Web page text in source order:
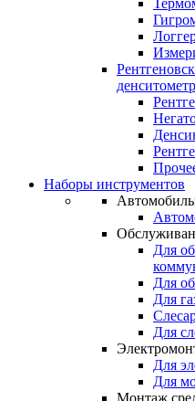
Наборы инструментов
Для
Для
Для
Для
Для
Для
Монтаж